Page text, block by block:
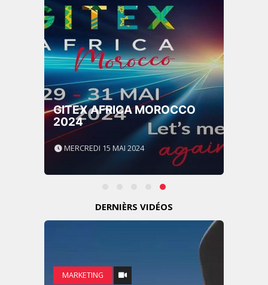
GITEX AFRICA MOROCCO
2024
MERCREDI 15 MAI 2024
DERNIÈRS VIDÉOS
MARKETING